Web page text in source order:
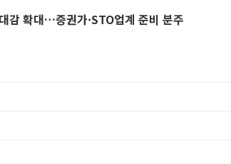
감 확대…증권가·STO업계 준비 분주